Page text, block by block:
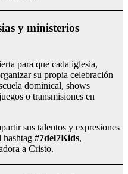
y ministerios
para que cada iglesia,
su propia celebración
dominical, shows
o transmisiones en
sus talentos y expresiones
hashtag #7del7Kids,
a Cristo.